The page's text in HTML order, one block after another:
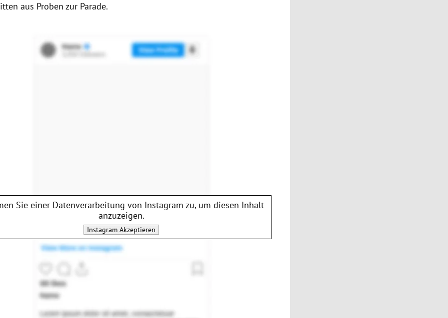
aus Proben zur Parade.
Sie einer Datenverarbeitung von Instagram zu, um diesen Inhalt
anzuzeigen.
Instagram Akzeptieren